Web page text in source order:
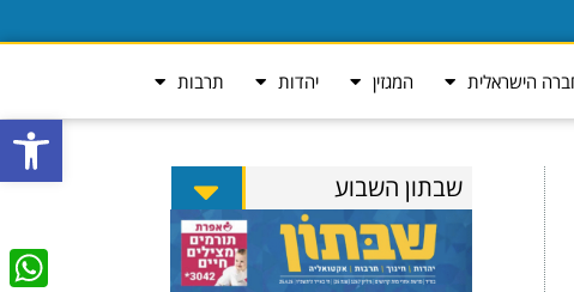
פתח
הישראלית המגזין יהדות תרבות
שבתון השבוע